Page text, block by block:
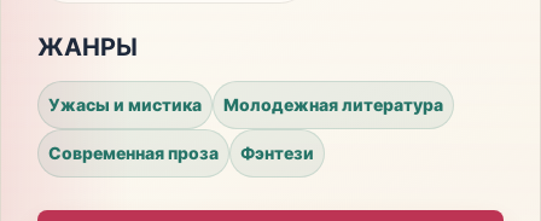
ЖАНРЫ
Ужасы и мистика Молодежная литература
Современная проза Фэнтези